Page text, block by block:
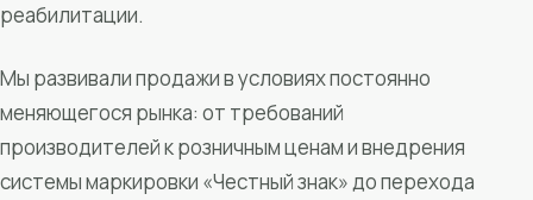
реабилитации.
Мы развивали продажи в условиях постоянно
меняющегося рынка: от требований
производителей к розничным ценам и внедрения
системы маркировки «Честный знак» до перехода